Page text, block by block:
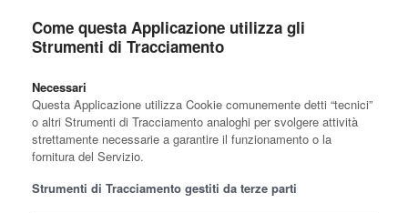
Come questa Applicazione utilizza gli
Strumenti di Tracciamento
Necessari
Questa Applicazione utilizza Cookie comunemente detti “tecnici”
o altri Strumenti di Tracciamento analoghi per svolgere attività
strettamente necessarie a garantire il funzionamento o la
fornitura del Servizio.
Strumenti di Tracciamento gestiti da terze parti